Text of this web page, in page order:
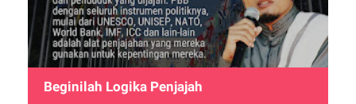
Beginilah Logika Penjajah